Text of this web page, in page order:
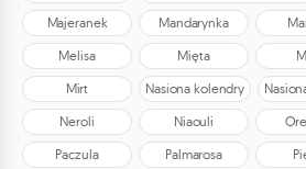
Majeranek
Mandarynka
Melisa
Mięta
Mirt
Nasiona kolendry
Neroli
Niaouli
Paczula
Palmarosa